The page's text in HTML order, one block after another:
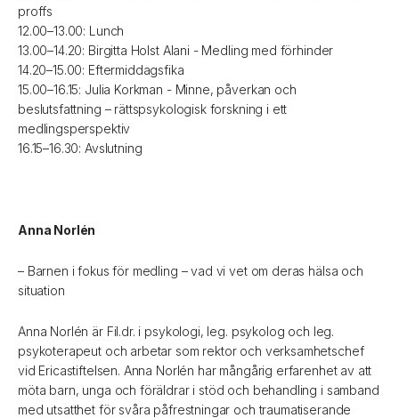
proffs
12.00–13.00: Lunch
13.00–14.20: Birgitta Holst Alani - Medling med förhinder
14.20–15.00: Eftermiddagsfika
15.00–16.15: Julia Korkman - Minne, påverkan och
beslutsfattning – rättspsykologisk forskning i ett
medlingsperspektiv
16.15–16.30: Avslutning
Anna Norlén
– Barnen i fokus för medling – vad vi vet om deras hälsa och
situation
Anna Norlén är Fil.dr. i psykologi, leg. psykolog och leg.
psykoterapeut och arbetar som rektor och verksamhetschef
vid Ericastiftelsen. Anna Norlén har mångårig erfarenhet av att
möta barn, unga och föräldrar i stöd och behandling i samband
med utsatthet för svåra påfrestningar och traumatiserande